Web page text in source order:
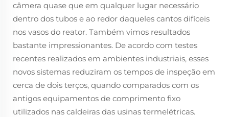
câmera quase que em qualquer lugar necessário
dentro dos tubos e ao redor daqueles cantos difíceis
nos vasos do reator. Também vimos resultados
bastante impressionantes. De acordo com testes
recentes realizados em ambientes industriais, esses
novos sistemas reduziram os tempos de inspeção em
cerca de dois terços, quando comparados com os
antigos equipamentos de comprimento fixo
utilizados nas caldeiras das usinas termelétricas.